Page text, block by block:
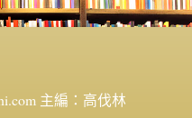
主編：高伐林